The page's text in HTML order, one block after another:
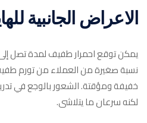
الاعراض الجانبية
يمكن توقع احمرار طفيف لمدة تصل
نسبة صغيرة من العملاء من تورم
خفيفة ومؤقتة. الشعور بالوجع في
لكنه سرعان ما يتلاشى.